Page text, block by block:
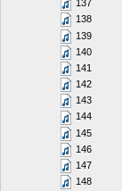
137
138
139
140
141
142
143
144
145
146
147
148